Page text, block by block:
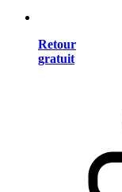
Retour
gratuit